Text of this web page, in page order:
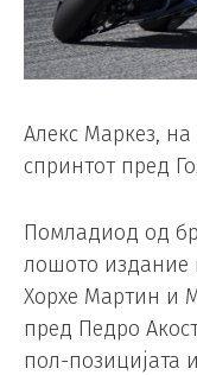
Алекс Маркез,
спринтот пред
Помладиод од
лошото издание
Хорхе Мартин и
пред Педро
пол-позицијата